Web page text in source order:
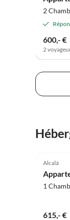
2
600,- €
2
Alcalá
1
615,- €